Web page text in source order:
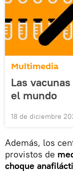
Multimedia
Las
el mundo
18 de diciembre
Además, los
provistos de
choque